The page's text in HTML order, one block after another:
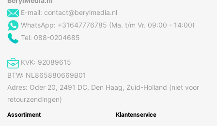
E-mail: contact@berylmedia.nl
WhatsApp: +31647776785 (Ma. t/m Vr. 09:00 - 14:00)
Tel: 088-0204685
KVK: 92089615
BTW: NL865880669B01
Adres: Oder 20, 2491 DC, Den Haag, Zuid-Holland (niet voor
retourzendingen)
Assortiment Klantenservice